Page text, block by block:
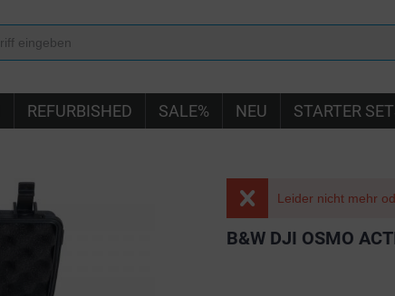
REFURBISHED SALE% NEU STARTER
Leider nicht mehr
B&W DJI OSMO